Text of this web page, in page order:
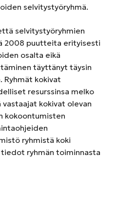
selvitystyöryhmä.
selvitystyöryhmien
2008 puutteita erityisesti
osalta eikä
täyttänyt täysin
Ryhmät kokivat
resurssinsa melko
kokivat olevan
kokoontumisten
ryhmistä koki
ryhmän toiminnasta